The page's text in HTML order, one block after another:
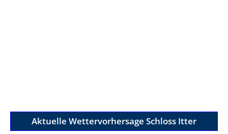
Aktuelle Wettervorhersage Schloss Itter